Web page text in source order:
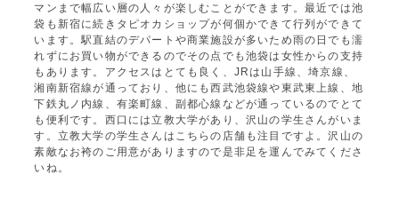
マンまで幅広い層の人々が楽しむことができます。最近では池
袋も新宿に続きタピオカショップが何個かできて行列ができて
います。駅直結のデパートや商業施設が多いため雨の日でも濡
れずにお買い物ができるのでその点でも池袋は女性からの支持
もあります。アクセスはとても良く、JRは山手線、埼京線、
湘南新宿線が通っており、他にも西武池袋線や東武東上線、地
下鉄丸ノ内線、有楽町線、副都心線などが通っているのでとて
も便利です。西口には立教大学があり、沢山の学生さんがいま
す。立教大学の学生さんはこちらの店舗も注目ですよ。沢山の
素敵なお袴のご用意がありますので是非足を運んでみてくださ
いね。